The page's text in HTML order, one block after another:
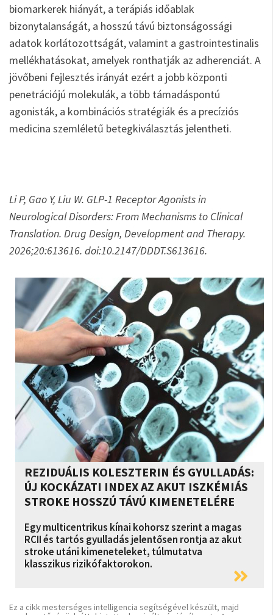
biomarkerek hiányát, a terápiás időablak
bizonytalanságát, a hosszú távú biztonságossági
adatok korlátozottságát, valamint a gastrointestinalis
mellékhatásokat, amelyek ronthatják az adherenciát. A
jövőbeni fejlesztés irányát ezért a jobb központi
penetrációjú molekulák, a több támadáspontú
agonisták, a kombinációs stratégiák és a precíziós
medicina szemléletű betegkiválasztás jelentheti.
Li P, Gao Y, Liu W. GLP-1 Receptor Agonists in
Neurological Disorders: From Mechanisms to Clinical
Translation. Drug Design, Development and Therapy.
2026;20:613616. doi:10.2147/DDDT.S613616.
REZIDUÁLIS KOLESZTERIN ÉS GYULLADÁS:
ÚJ KOCKÁZATI INDEX AZ AKUT ISZKÉMIÁS
STROKE HOSSZÚ TÁVÚ KIMENETELÉRE
Egy multicentrikus kínai kohorsz szerint a magas
RCII és tartós gyulladás jelentősen rontja az akut
stroke utáni kimeneteleket, túlmutatva
klasszikus rizikófaktorokon.
Ez a cikk mesterséges intelligencia segítségével készült, majd